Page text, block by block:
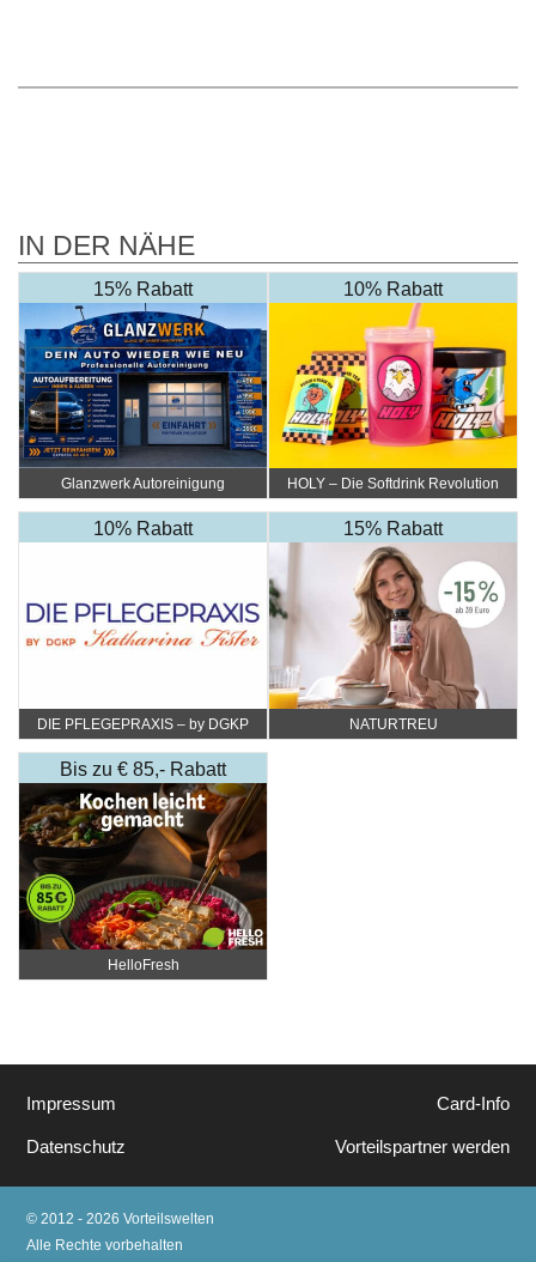
IN DER NÄHE
15% Rabatt
Glanzwerk Autoreinigung
10% Rabatt
HOLY – Die Softdrink Revolution
10% Rabatt
DIE PFLEGEPRAXIS – by DGKP
15% Rabatt
NATURTREU
Bis zu € 85,- Rabatt
HelloFresh
Impressum
Datenschutz
Card-Info
Vorteilspartner werden
© 2012 - 2026 Vorteilswelten
Alle Rechte vorbehalten